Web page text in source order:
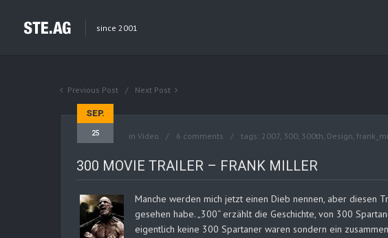
since 2001
Previous Post Next Post
SEP.
25 in Video 6 comments tags: 2007, 300, 300th, Design,
300 MOVIE TRAILER – FRANK MILLER
Manche werden mich jetzt einen Dieb nennen, aber diesen
gesehen habe. „300“ erzählt die Geschichte, von 300
eigentlich keine 300 Spartaner waren sondern ein